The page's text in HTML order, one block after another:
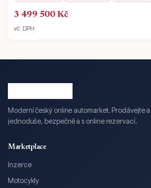
3 499 500 Kč
vč. DPH
Moderní český online automarket. Prodávejte
jednoduše, bezpečně a s online rezervací.
Marketplace
Inzerce
Motocykly